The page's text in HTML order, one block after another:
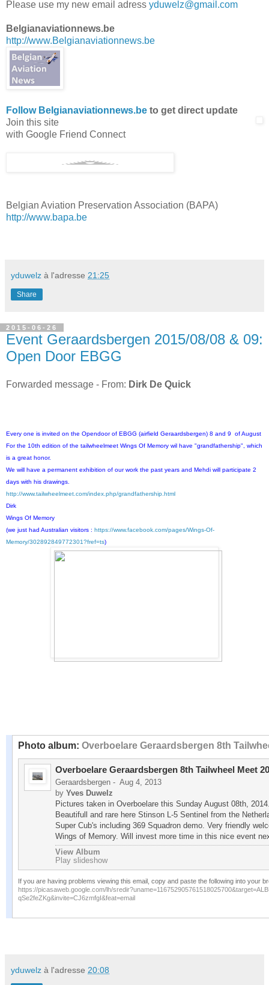
Please use my new email adress yduwelz@gmail.com
Belgianaviationnews.be
http://www.Belgianaviationnews.be
Follow Belgianaviationnews.be to get direct update
Join this site
with Google Friend Connect
Belgian Aviation Preservation Association (BAPA)
http://www.bapa.be
yduwelz à l'adresse 21:25
Share
2015-06-26
Event Geraardsbergen 2015/08/08 & 09:
Open Door EBGG
Forwarded message - From: Dirk De Quick
Every one is invited on the Opendoor of EBGG (airfield Geraardsbergen) 8 and 9 of August
For the 10th edition of the tailwheelmeet Wings Of Memory wil have "grandfathership", which
is a great honor.
We will have a permanent exhibition of our work the past years and Mehdi will participate 2
days with his drawings.
http://www.tailwheelmeet.com/index.php/grandfathership.html
Dirk
Wings Of Memory
(we just had Australian visitors : https://www.facebook.com/pages/Wings-Of-
Memory/302892849772301?fref=ts)
Photo album: Overboelare Geraardsbergen 8th
Overboelare Geraardsbergen 8th Tailwheel Meet
Geraardsbergen - Aug 4, 2013
byYves Duwelz
Pictures taken in Overboelare this Sunday August 08th,
Beautifull and rare here Stinson L-5 Sentinel from the
Super Cub's including 369 Squadron demo. Very friendly
Wings of Memory. Will invest more time in this nice event
View Album
Play slideshow
If you are having problems viewing this email, copy and paste the following into your
https://picasaweb.google.com/lh/
qSe2feZKg&invite=CJ6zmfgI&feat=email
yduwelz à l'adresse 20:08